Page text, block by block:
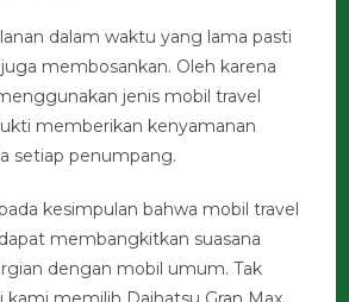
dalam waktu yang lama pasti
membosankan. Oleh karena
jenis mobil travel
memberikan kenyamanan
setiap penumpang.
kesimpulan bahwa mobil travel
membangkitkan suasana
dengan mobil umum. Tak